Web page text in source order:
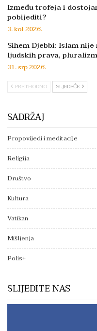
Između trofeja i
pobijediti?
3. kol 2026.
Sihem Djebbi: Islam
ljudskih prava,
31. srp 2026.
PRETHODNO SLJEDEĆE
SADRŽAJ
Propovijedi i meditacije
Religija
Društvo
Kultura
Vatikan
Mišljenja
Polis+
SLIJEDITE NAS